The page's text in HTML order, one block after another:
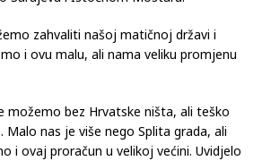
zahvaliti našoj matičnoj državi i
i ovu malu, ali nama veliku promjenu
možemo bez Hrvatske ništa, ali teško
Malo nas je više nego Splita grada, ali
i ovaj proračun u velikoj većini. Uvidjelo